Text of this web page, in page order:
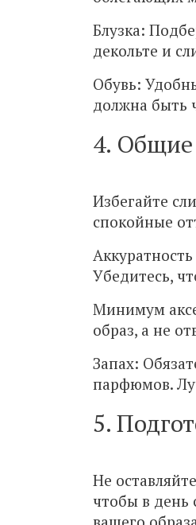
Блузка:
декольте и
Обувь:
должна быть
4. Общие
Избегайте
спокойные
Убедитесь,
Минимум
образ, а не
Запах:
парфюмов.
5.
Не
чтобы в день